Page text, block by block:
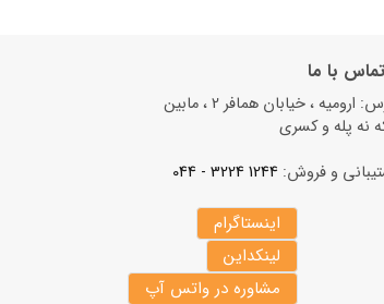
تماس با ما
آدرس: ارومیه ، خیابان همافر 2 ، مابين
نه پله و کسری
و فروش: 1244 3224 - 044
اینستاگرام
لینکداین
مشاوره در واتس آپ